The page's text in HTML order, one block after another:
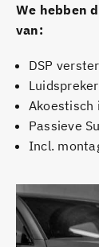
We hebben
van:
DSP
Akoestisch
Passieve
Incl.